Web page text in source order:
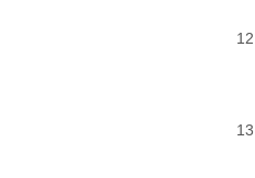
12
13